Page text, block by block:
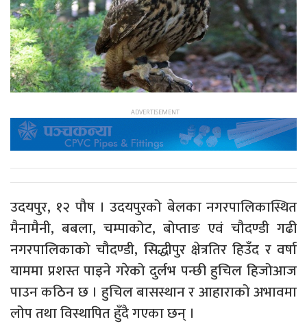
उदयपुर, १२ पौष । उदयपुरको बेलका नगरपालिकास्थित
मैनामैनी, बबला, चम्पाकोट, बोप्ताङ एवं चौदण्डी गढी
नगरपालिकाको चौदण्डी, सिद्धीपुर क्षेत्रतिर हिउँद र वर्षा
याममा प्रशस्त पाइने गरेको दुर्लभ पन्छी हुचिल हिजोआज
पाउन कठिन छ । हुचिल बासस्थान र आहाराको अभावमा
लोप तथा विस्थापित हुँदै गएका छन् ।